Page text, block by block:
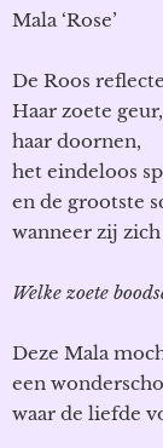
Mala ‘Rose’
De Roos
Haar zoete geur,
haar doornen,
het eindeloos
en de grootste
wanneer zij
Welke zoete
Deze Mala
een
waar de liefde